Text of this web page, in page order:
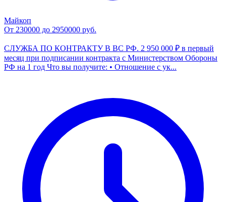
Майкоп
От 230000 до 2950000 руб.
СЛУЖБА ПО КОНТРАКТУ В BС PФ. 2 950 000 ₽ в первый
месяц при подписании контракта c Министерством Обороны
РФ на 1 год Что вы получите: • Отношение с ук...